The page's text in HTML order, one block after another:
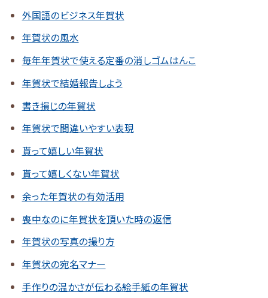
外国語のビジネス年賀状
年賀状の風水
毎年年賀状で使える定番の消しゴムはんこ
年賀状で結婚報告しよう
書き損じの年賀状
年賀状で間違いやすい表現
貰って嬉しい年賀状
貰って嬉しくない年賀状
余った年賀状の有効活用
喪中なのに年賀状を頂いた時の返信
年賀状の写真の撮り方
年賀状の宛名マナー
手作りの温かさが伝わる絵手紙の年賀状